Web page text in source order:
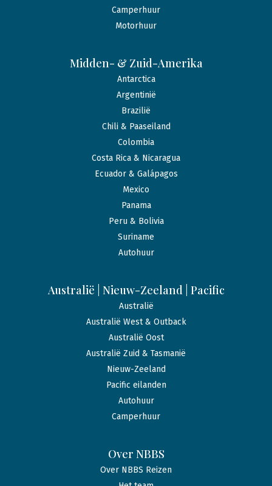
Camperhuur
Motorhuur
Midden- & Zuid-Amerika
Antarctica
Argentinië
Brazilië
Chili & Paaseiland
Colombia
Costa Rica & Nicaragua
Ecuador & Galápagos
Mexico
Panama
Peru & Bolivia
Suriname
Autohuur
Australië | Nieuw-Zeeland | Pacific
Australië
Australië West & Outback
Australië Oost
Australië Zuid & Tasmanië
Nieuw-Zeeland
Pacific eilanden
Autohuur
Camperhuur
Over NBBS
Over NBBS Reizen